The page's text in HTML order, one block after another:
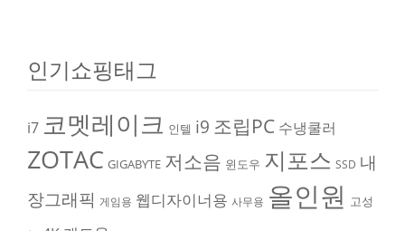
인기쇼핑태그
i7 코멧레이크 인텔 i9 조립PC 수냉쿨러
ZOTAC GIGABYTE 저소음 윈도우 지포스 SSD 내
장그래픽 게임용 웹디자이너용 사무용 올인원 고성